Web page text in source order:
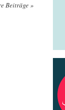
Beiträge»